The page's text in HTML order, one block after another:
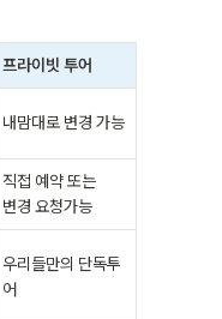
프라이빗 투어
내맘대로 변경 가능
직접 예약 또는
변경 요청가능
우리들만의 단독투
어